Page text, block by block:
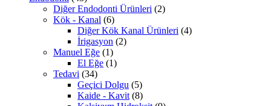
Diğer Endodonti Ürünleri (2)
Kök - Kanal (6)
Diğer Kök Kanal Ürünleri (4)
İrigasyon (2)
Manuel Eğe (1)
El Eğe (1)
Tedavi (34)
Geçici Dolgu (5)
Kaide - Kavit (8)